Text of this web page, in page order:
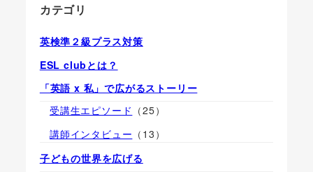
カテゴリ
英検準２級プラス対策
ESL clubとは？
「英語 x 私」で広がるストーリー
受講生エピソード （25）
講師インタビュー （13）
子どもの世界を広げる